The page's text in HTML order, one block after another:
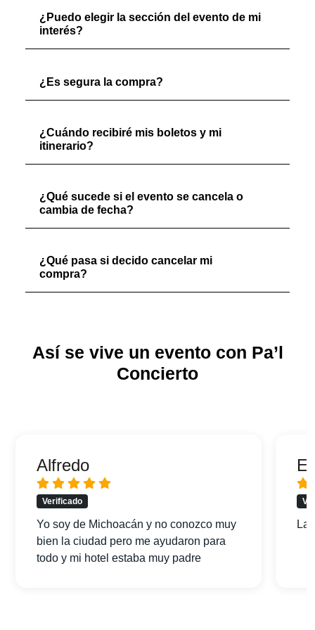
¿Puedo elegir la sección del evento de mi
interés?
¿Es segura la compra?
¿Cuándo recibiré mis boletos y mi
itinerario?
¿Qué sucede si el evento se cancela o
cambia de fecha?
¿Qué pasa si decido cancelar mi
compra?
Así se vive un evento con Pa’l
Concierto
Alfredo
Verificado
Yo soy de Michoacán y no conozco muy
bien la ciudad pero me ayudaron para
todo y mi hotel estaba muy padre
La